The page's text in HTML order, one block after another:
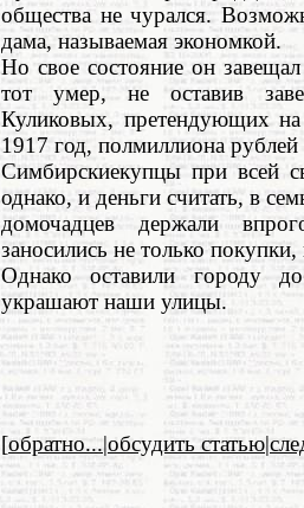
общества не чурался.
дама, называемая экономкой.
Но свое состояние он
тот умер, не оставив
Куликовых, претендующих
1917 год, полмиллиона рублей
Симбирскиекупцы при всей
однако, и деньги считать, в
домочадцев держали
заносились не только
Однако оставили городу
украшают наши улицы.
[обратно...|обсудить статью|